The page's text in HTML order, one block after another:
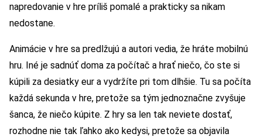
napredovanie v hre príliš pomalé a prakticky sa nikam
nedostane.
Animácie v hre sa predlžujú a autori vedia, že hráte mobilnú
hru. Iné je sadnúť doma za počítač a hrať niečo, čo ste si
kúpili za desiatky eur a vydržíte pri tom dlhšie. Tu sa počíta
každá sekunda v hre, pretože sa tým jednoznačne zvyšuje
šanca, že niečo kúpite. Z hry sa len tak neviete dostať,
rozhodne nie tak ľahko ako kedysi, pretože sa objavila